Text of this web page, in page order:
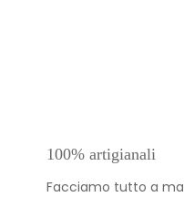
100% artigianali
Facciamo tutto a